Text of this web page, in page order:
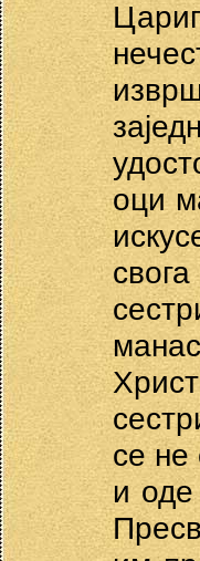
оци
се не
и оде